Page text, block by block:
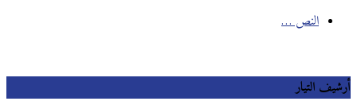
النص …
أرشيف التيار